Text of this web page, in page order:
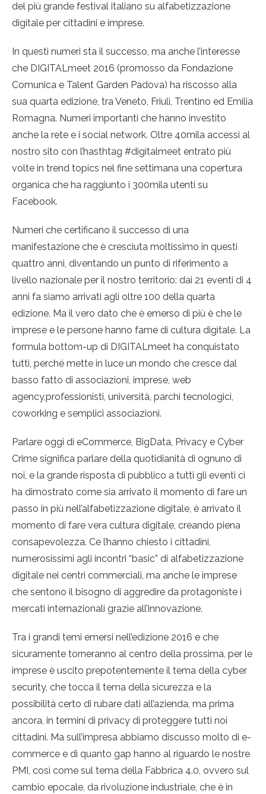
del più grande festival italiano su alfabetizzazione
digitale per cittadini e imprese.
In questi numeri sta il successo, ma anche l’interesse
che DIGITALmeet 2016 (promosso da Fondazione
Comunica e Talent Garden Padova) ha riscosso alla
sua quarta edizione, tra Veneto, Friuli, Trentino ed Emilia
Romagna. Numeri importanti che hanno investito
anche la rete e i social network. Oltre 40mila accessi al
nostro sito con l’hasthtag #digitalmeet entrato più
volte in trend topics nel fine settimana una copertura
organica che ha raggiunto i 300mila utenti su
Facebook.
Numeri che certificano il successo di una
manifestazione che è cresciuta moltissimo in questi
quattro anni, diventando un punto di riferimento a
livello nazionale per il nostro territorio: dai 21 eventi di 4
anni fa siamo arrivati agli oltre 100 della quarta
edizione. Ma il vero dato che è emerso di più è che le
imprese e le persone hanno fame di cultura digitale. La
formula bottom-up di DIGITALmeet ha conquistato
tutti, perché mette in luce un mondo che cresce dal
basso fatto di associazioni, imprese, web
agency,professionisti, università, parchi tecnologici,
coworking e semplici associazioni.
Parlare oggi di eCommerce, BigData, Privacy e Cyber
Crime significa parlare della quotidianità di ognuno di
noi, e la grande risposta di pubblico a tutti gli eventi ci
ha dimostrato come sia arrivato il momento di fare un
passo in più nell’alfabetizzazione digitale, è arrivato il
momento di fare vera cultura digitale, creando piena
consapevolezza. Ce l’hanno chiesto i cittadini,
numerosissimi agli incontri “basic” di alfabetizzazione
digitale nei centri commerciali, ma anche le imprese
che sentono il bisogno di aggredire da protagoniste i
mercati internazionali grazie all’innovazione.
Tra i grandi temi emersi nell’edizione 2016 e che
sicuramente torneranno al centro della prossima, per le
imprese è uscito prepotentemente il tema della cyber
security, che tocca il tema della sicurezza e la
possibilità certo di rubare dati all’azienda, ma prima
ancora, in termini di privacy di proteggere tutti noi
cittadini. Ma sull’impresa abbiamo discusso molto di e-
commerce e di quanto gap hanno al riguardo le nostre
PMI, così come sul tema della Fabbrica 4.0, ovvero sul
cambio epocale, da rivoluzione industriale, che è in